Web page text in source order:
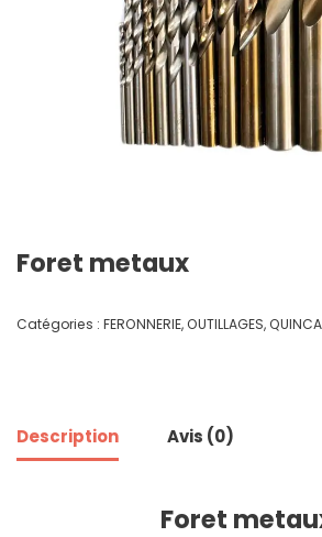
Foret metaux
Catégories : FERONNERIE,OUTILLAGES,
Description Avis (0)
Foret